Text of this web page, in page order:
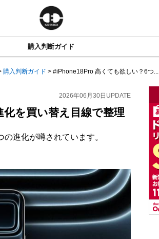
購入判断ガイド
購入判断ガイド > #iPhone18Pro 高くても欲しい？6つ...
2026年06月30日 UPDATE
を買い替え目線で整理
進化が噂されています。